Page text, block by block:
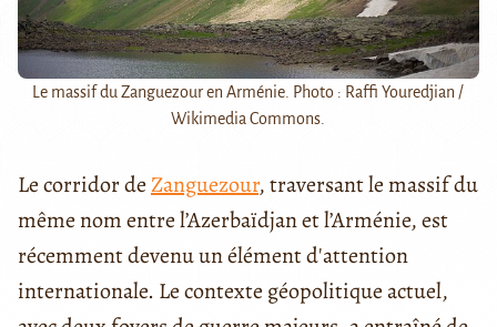
Le massif du Zanguezour en Arménie. Photo : Raffi Youredjian /
Wikimedia Commons.
Le corridor deZanguezour, traversant le massif du
même nom entre l’Azerbaïdjan et l’Arménie, est
récemment devenu un élément d'attention
internationale. Le contexte géopolitique actuel,